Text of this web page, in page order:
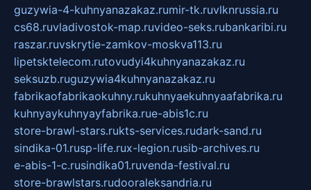
guzywia-4-kuhnyanazakaz.rumir-tk.ruvlknrussia.ru
cs68.ruvladivostok-map.ruvideo-seks.rubankaribi.ru
raszar.ruvskrytie-zamkov-moskva113.ru
lipetsktelecom.rutovudyi4kuhnyanazakaz.ru
seksuzb.ruguzywia4kuhnyanazakaz.ru
fabrikaofabrikaokuhny.rukuhnyaekuhnyaafabrika.ru
kuhnyaykuhnyayfabrika.rue-abis1c.ru
store-brawl-stars.rukts-services.rudark-sand.ru
sindika-01.rusp-life.rux-legion.rusib-archives.ru
e-abis-1-c.rusindika01.ruvenda-festival.ru
store-brawlstars.rudooraleksandria.ru